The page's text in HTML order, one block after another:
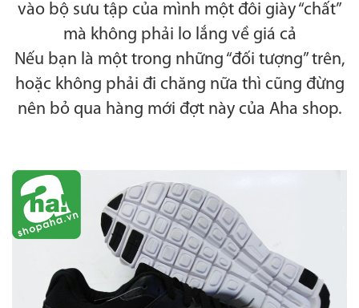
vào bộ sưu tập của mình một đôi giày “chất”
mà không phải lo lắng về giá cả
Nếu bạn là một trong những “đối tượng” trên,
hoặc không phải đi chăng nữa thì cũng đừng
nên bỏ qua hàng mới đợt này của Aha shop.